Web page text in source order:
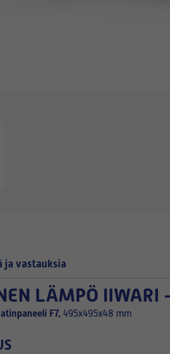
ja vastauksia
LÄMPÖ
F7, 495x495x48 mm